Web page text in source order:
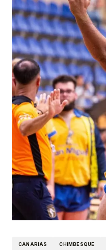
CANARIAS CHIMBESQUE